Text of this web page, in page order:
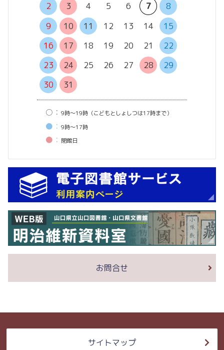
2
3 4 5 6 7
8
9
10 11 12 13 14
15
16
17 18 19 20 21
22
23
24 25 26 27 28
29
30
31
○： 9時〜19時（こどもとしょしつは17時まで）
●： 9時〜17時
●： 閉館⽇
お問合せ
サイトマップ